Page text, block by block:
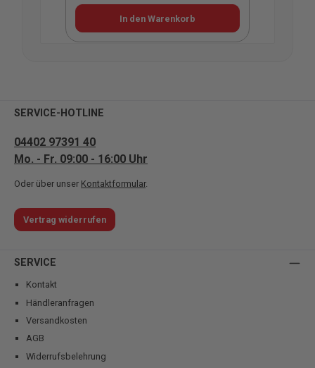
In den Warenkorb
SERVICE-HOTLINE
04402 97391 40
Mo. - Fr. 09:00 - 16:00 Uhr
Oder über unser Kontaktformular.
Vertrag widerrufen
SERVICE
Kontakt
Händleranfragen
Versandkosten
AGB
Widerrufsbelehrung